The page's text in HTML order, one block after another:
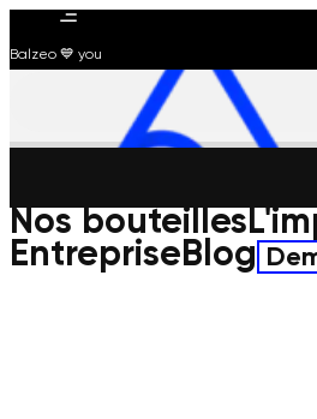
Balzeo 💙 you
Nos bouteilles
EntrepriseBlog